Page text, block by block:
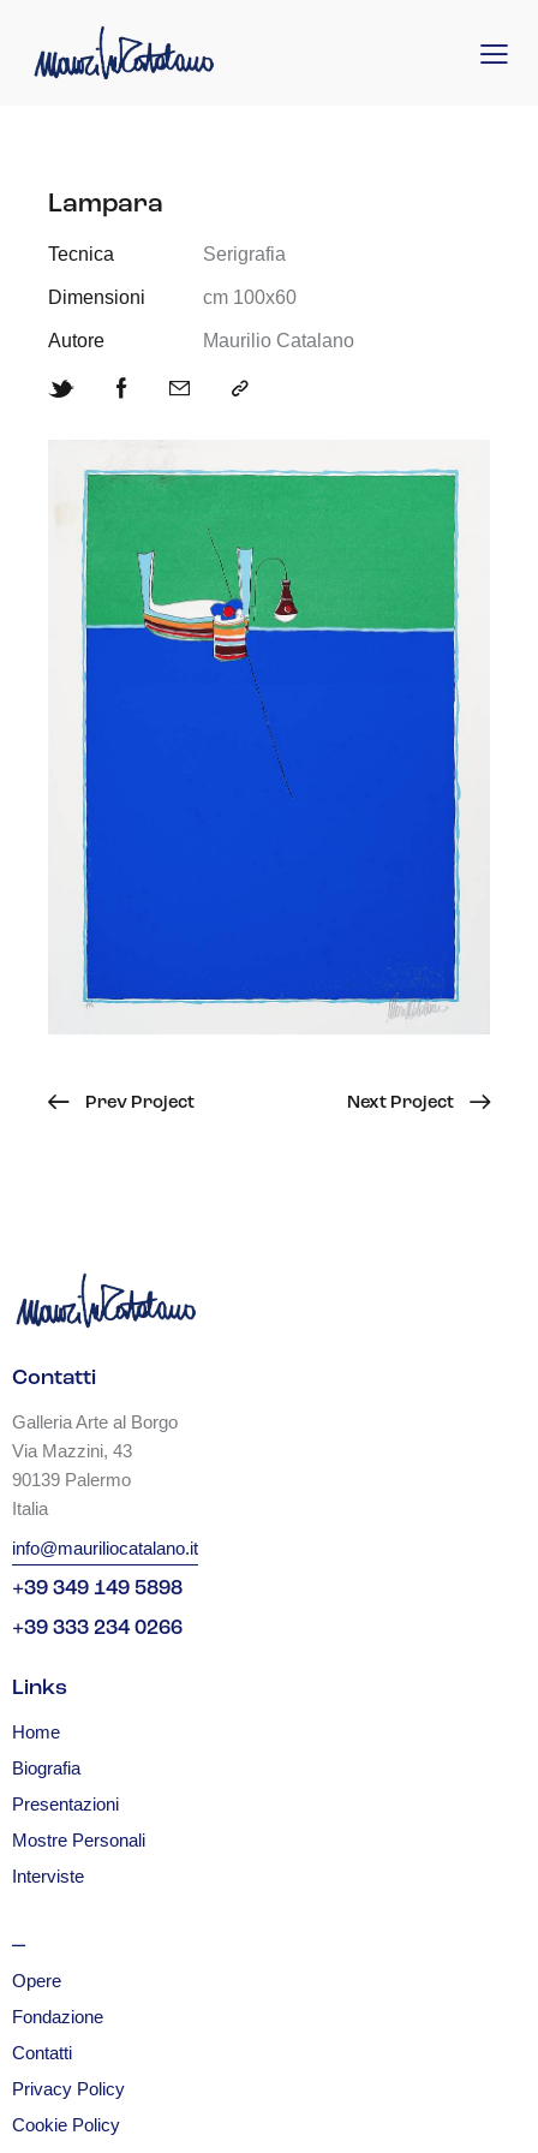
Lampara
Tecnica Serigrafia
Dimensioni cm 100x60
Autore Maurilio Catalano
Prev Project Next Project
Contatti
Galleria Arte al Borgo
Via Mazzini, 43
90139 Palermo
Italia
info@mauriliocatalano.it
+39 349 149 5898
+39 333 234 0266
Links
Home
Biografia
Presentazioni
Mostre Personali
Interviste
Opere
Fondazione
Contatti
Privacy Policy
Cookie Policy